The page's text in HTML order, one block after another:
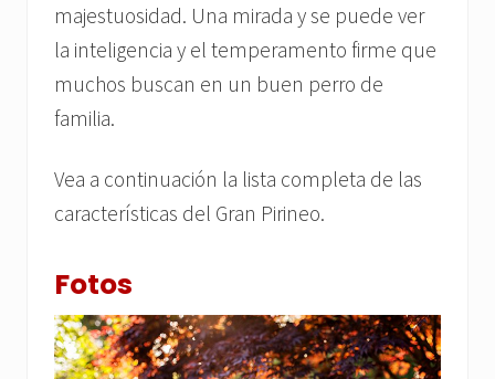
majestuosidad. Una mirada y se puede ver
la inteligencia y el temperamento firme que
muchos buscan en un buen perro de
familia.
Vea a continuación la lista completa de las
características del Gran Pirineo.
Fotos